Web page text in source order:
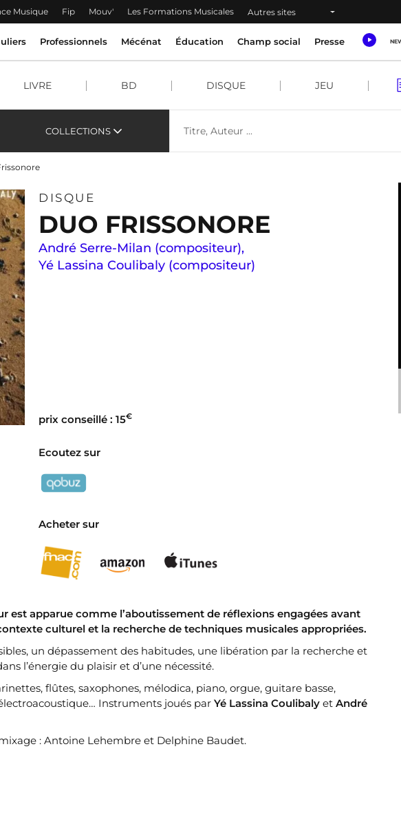
Musique Fip Mouv' Les Formations Musicales Autres sites
Professionnels Mécénat Éducation Champ social Presse
LIVRE BD DISQUE JEU
COLLECTIONS
DISQUE
DUO FRISSONORE
André Serre-Milan (compositeur),
Yé Lassina Coulibaly (compositeur)
prix conseillé : 15€
Ecoutez sur
Acheter sur
est apparue comme l’aboutissement de réflexions engagées avant
culturel et la recherche de techniques musicales appropriées.
un dépassement des habitudes, une libération par la recherche et
l’énergie du plaisir et d’une nécessité.
flûtes, saxophones, mélodica, piano, orgue, guitare basse,
Instruments joués par Yé Lassina Coulibaly et André
: Antoine Lehembre et Delphine Baudet.